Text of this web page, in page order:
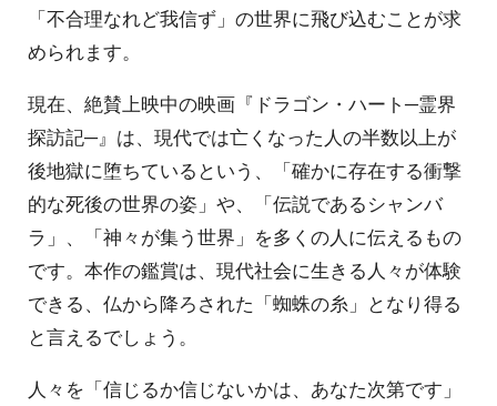
「不合理なれど我信ず」の世界に飛び込むことが求
められます。
現在、絶賛上映中の映画『ドラゴン・ハート─霊界
探訪記─』は、現代では亡くなった人の半数以上が
後地獄に堕ちているという、「確かに存在する衝撃
的な死後の世界の姿」や、「伝説であるシャンバ
ラ」、「神々が集う世界」を多くの人に伝えるもの
です。本作の鑑賞は、現代社会に生きる人々が体験
できる、仏から降ろされた「蜘蛛の糸」となり得る
と言えるでしょう。
人々を「信じるか信じないかは、あなた次第です」